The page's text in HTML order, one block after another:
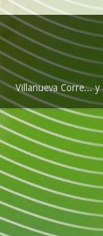
Villanueva Corre...